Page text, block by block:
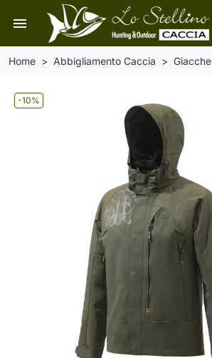
menu
Home Abbigliamento Caccia Giacche
-10%